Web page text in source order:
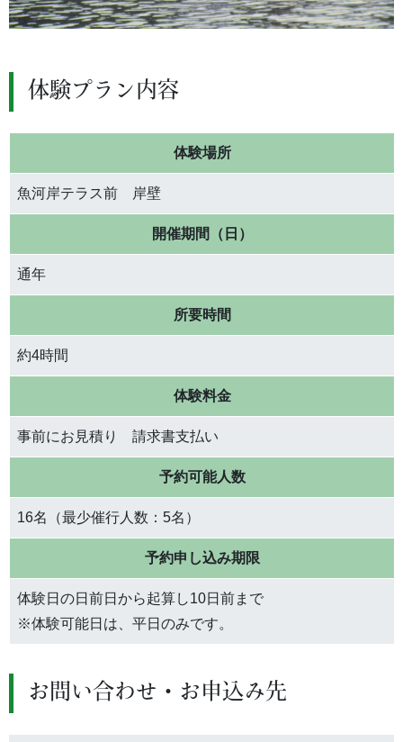
体験プラン内容
体験場所
魚河岸テラス前 岸壁
開催期間（日）
通年
所要時間
約4時間
体験料金
事前にお見積り 請求書支払い
予約可能人数
16名（最少催行人数：5名）
予約申し込み期限
体験日の日前日から起算し10日前まで
※体験可能日は、平日のみです。
お問い合わせ・お申込み先